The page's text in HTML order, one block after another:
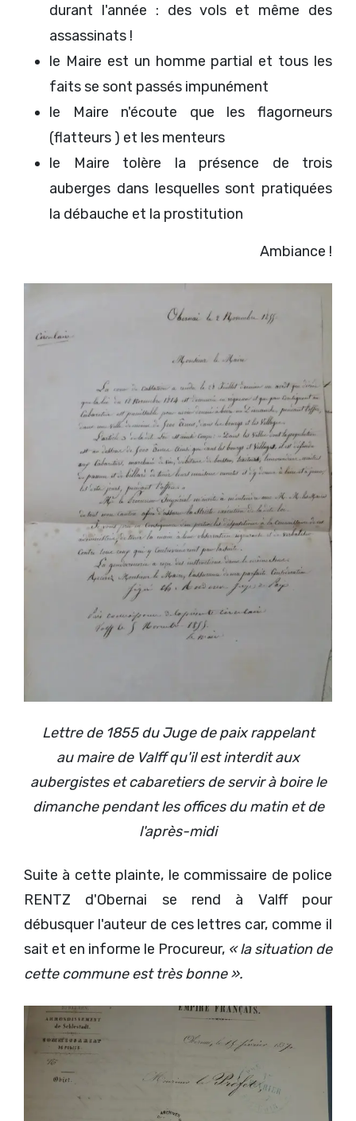
durant l'année : des vols et même des
assassinats !
le Maire est un homme partial et tous les
faits se sont passés impunément
le Maire n'écoute que les flagorneurs
(flatteurs ) et les menteurs
le Maire tolère la présence de trois
auberges dans lesquelles sont pratiquées
la débauche et la prostitution
Ambiance !
Lettre de 1855 du Juge de paix rappelant
au maire de Valff qu'il est interdit aux
aubergistes et cabaretiers de servir à boire le
dimanche pendant les offices du matin et de
l'après-midi
Suite à cette plainte, le commissaire de police
RENTZ d'Obernai se rend à Valff pour
débusquer l'auteur de ces lettres car, comme il
sait et en informe le Procureur, « la situation de
cette commune est très bonne ».